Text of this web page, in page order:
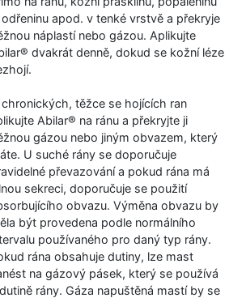
apod. v tenké vrstvě a překryje
náplastí nebo gázou. Aplikujte
dvakrát denně, dokud se kožní léze
chronických, těžce se hojících ran
Abilar® na ránu a překryjte ji
gázou nebo jiným obvazem, který
U suché rány se doporučuje
převazování a pokud rána má
sekreci, doporučuje se použití
obvazu. Výměna obvazu by
být provedena podle normálního
používaného pro daný typ rány.
rána obsahuje dutiny, lze mast
na gázový pásek, který se používá
rány. Gáza napuštěná mastí by se